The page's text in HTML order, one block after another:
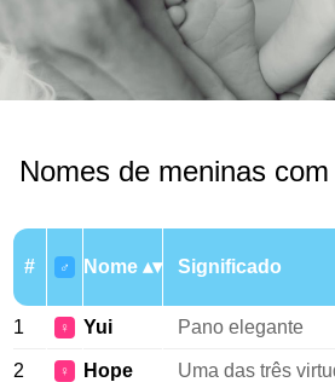
Nomes de meninas
# ♂ Nome Significado
1 ♀ Yui Pano elegante
2 ♀ Hope
Uma das três